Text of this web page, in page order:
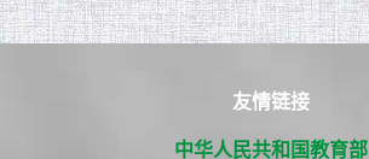
友情链接
中华人民共和国教育部